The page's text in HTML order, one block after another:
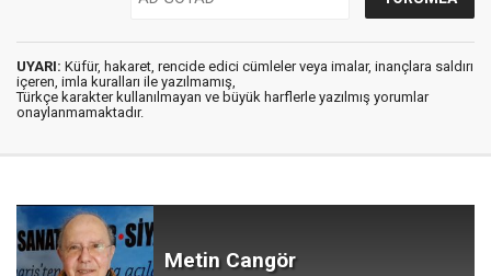
UYARI: Küfür, hakaret, rencide edici cümleler veya imalar, inançlara saldırı
içeren, imla kuralları ile yazılmamış,
Türkçe karakter kullanılmayan ve büyük harflerle yazılmış yorumlar
onaylanmamaktadır.
Metin Cangör